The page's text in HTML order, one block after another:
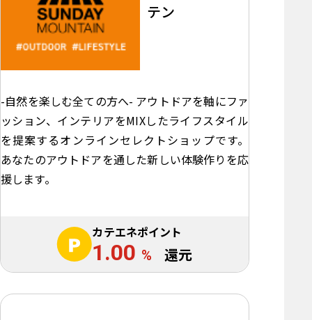
テン
-自然を楽しむ全ての方へ- アウトドアを軸にファ
ッション、インテリアをMIXしたライフスタイル
を提案するオンラインセレクトショップです。
あなたのアウトドアを通した新しい体験作りを応
援します。
カテエネポイント
1.00 % 還元